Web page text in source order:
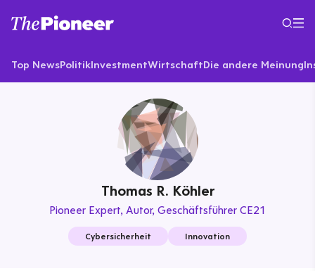
Top NewsPolitikInvestmentWirtschaftDie andere Meinung
Thomas R. Köhler
Pioneer Expert Autor, Geschäftsführer CE21
Cybersicherheit Innovation